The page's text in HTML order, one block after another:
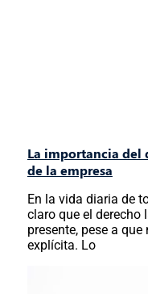
La importancia del
de la empresa
En la vida diaria de
claro que el derecho
presente, pese a
explícita. Lo